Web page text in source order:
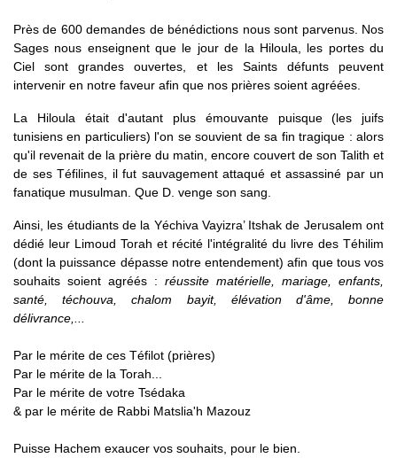
Près de 600 demandes de bénédictions nous sont parvenus. Nos
Sages nous enseignent que le jour de la Hiloula, les portes du
Ciel sont grandes ouvertes, et les Saints défunts peuvent
intervenir en notre faveur afin que nos prières soient agréées.
La Hiloula était d'autant plus émouvante puisque (les juifs
tunisiens en particuliers) l'on se souvient de sa fin tragique : alors
qu'il revenait de la prière du matin, encore couvert de son Talith et
de ses Téfilines, il fut sauvagement attaqué et assassiné par un
fanatique musulman. Que D. venge son sang.
Ainsi, les étudiants de la Yéchiva Vayizra’ Itshak de Jerusalem ont
dédié leur Limoud Torah et récité l'intégralité du livre des Téhilim
(dont la puissance dépasse notre entendement) afin que tous vos
souhaits soient agréés : réussite matérielle, mariage, enfants,
santé, téchouva, chalom bayit, élévation d'âme, bonne
délivrance,...
Par le mérite de ces Téfilot (prières)
Par le mérite de la Torah...
Par le mérite de votre Tsédaka
& par le mérite de Rabbi Matslia'h Mazouz
Puisse Hachem exaucer vos souhaits, pour le bien.